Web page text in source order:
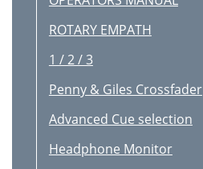
ROTARY EMPATH
1 / 2 / 3
Penny & Giles Crossfader
Advanced Cue selection
Headphone Monitor